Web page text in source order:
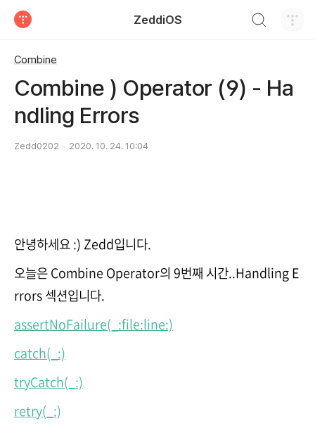
ZeddiOS
Combine
Combine ) Operator (9) - Ha
ndling Errors
Zedd0202 2020. 10. 24. 10:04
안녕하세요 :) Zedd입니다.
오늘은 Combine Operator의 9번째 시간..Handling E
rrors 섹션입니다.
assertNoFailure(_:file:line:)
catch(_:)
tryCatch(_:)
retry(_:)